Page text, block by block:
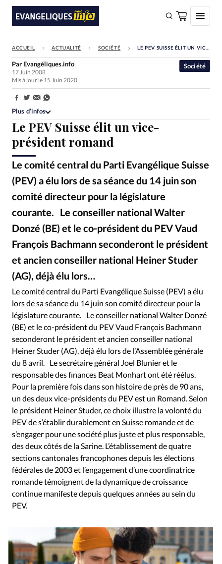
FAIRE UN DON
Faire un don
Société
Monde
Bible
Toute l'actualité
Se connecter
RUBRIQUES
Toute l'actualité Bible Culture
Economie
Eglises
Histoire Laicité
Liberté religieuse
Mission
Monde People Politique
Religions
Société
ACCUEIL ACTUALITÉ SOCIÉTÉ LE PEV SUISSE ÉLIT UN VICE-PRÉSIDENT ROMAND
Le PEV Suisse élit un vice-
président romand
Le comité central du Parti Evangélique Suisse
(PEV) a élu lors de sa séance du 14 juin son
comité directeur pour la législature
courante. Le conseiller national Walter
Donzé (BE) et le co-président du PEV Vaud
François Bachmann seconderont le président
et ancien conseiller national Heiner Studer
(AG), déjà élu lors…
Société
Par Evangéliques.info
17 Juin 2008
Mis à jour le 15 Juin 2020
Partager:
Plus d’infos
Le comité central du Parti Evangélique Suisse (PEV) a élu
lors de sa séance du 14 juin son comité directeur pour la
législature courante. Le conseiller national Walter Donzé
(BE) et le co-président du PEV Vaud François Bachmann
seconderont le président et ancien conseiller national
Heiner Studer (AG), déjà élu lors de l’Assemblée générale
du 8 avril. Le secrétaire général Joel Blunier et le
responsable des finances Beat Monhart ont été réélus.
Pour la première fois dans son histoire de près de 90 ans,
un des deux vice-présidents du PEV est un Romand. Selon
le président Heiner Studer, ce choix illustre la volonté du
PEV de s’établir durablement en Suisse romande et de
s’engager pour une société plus juste et plus responsable,
des deux côtés de la Sarine. L’établissement de quatre
sections cantonales francophones depuis les élections
fédérales de 2003 et l’engagement d’une coordinatrice
romande témoignent de la dynamique de croissance
continue manifeste depuis quelques années au sein du
PEV.